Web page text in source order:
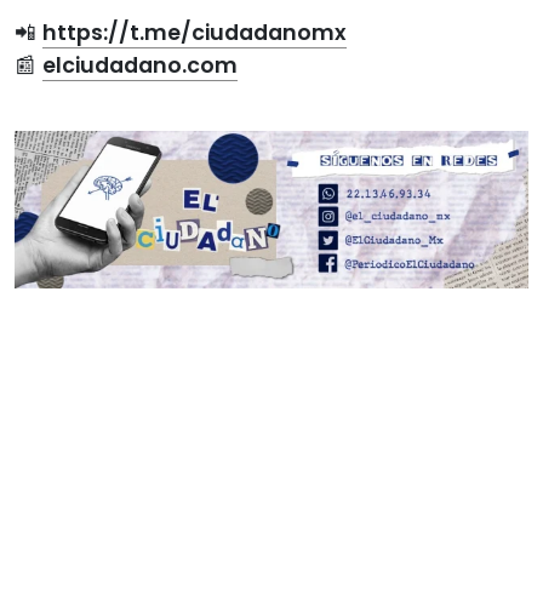
📲 https://t.me/ciudadanomx
📰 elciudadano.com